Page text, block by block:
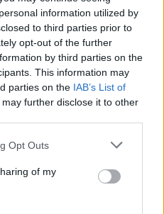
information utilized by
to third parties prior to
opt-out of the further
by third parties on the
This information may
parties on the IAB’s List of
may further disclose it to other
Opt Outs
of my